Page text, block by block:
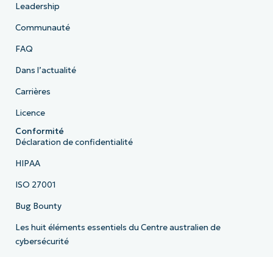
Leadership
Communauté
FAQ
Dans l’actualité
Carrières
Licence
Conformité
Déclaration de confidentialité
HIPAA
ISO 27001
Bug Bounty
Les huit éléments essentiels du Centre australien de
cybersécurité